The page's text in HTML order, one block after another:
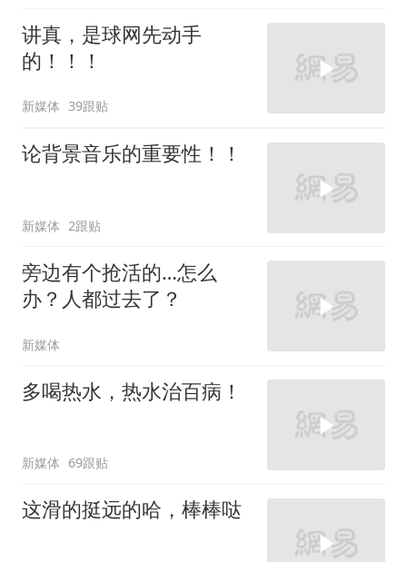
讲真，是球网先动手
的！！！
新媒体 39跟贴
论背景音乐的重要性！！
新媒体 2跟贴
旁边有个抢活的…怎么
办？人都过去了？
新媒体
多喝热水，热水治百病！
新媒体 69跟贴
这滑的挺远的哈，棒棒哒